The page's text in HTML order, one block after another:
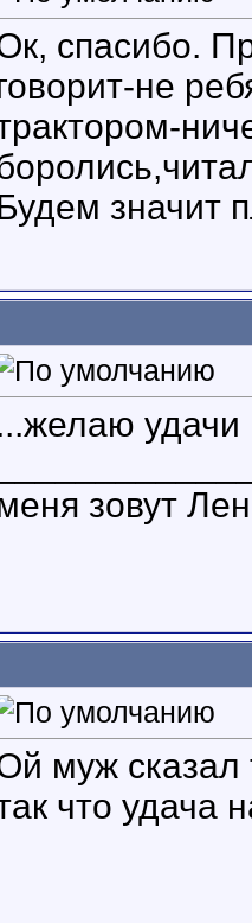
спасибо.
не
значит
удачи
зовут
муж сказал
что удача